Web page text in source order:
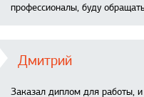
профессионалы, буду
Дмитрий
Заказал диплом для работы,